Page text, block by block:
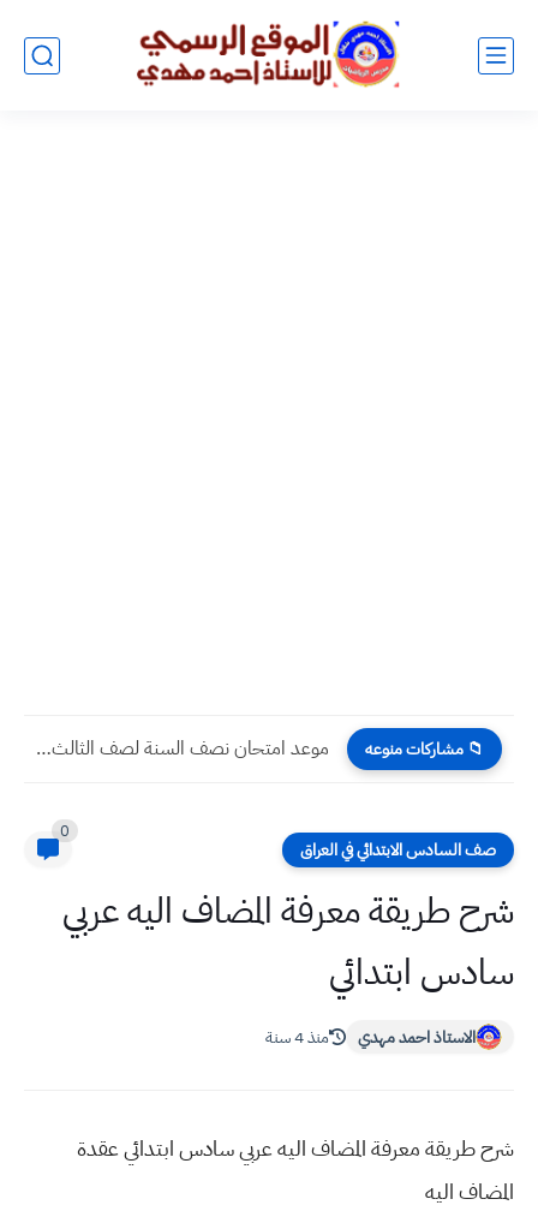
📁 مشاركات منوعه موعد امتحان نصف السنة لصف الثالث المتوسط في العراق...
صف السادس الابتدائي في العراق
0
شرح طريقة معرفة المضاف اليه عربي
سادس ابتدائي
الاستاذ احمد مهدي منذ 4 سنة
شرح طريقة معرفة المضاف اليه عربي سادس ابتدائي عقدة
المضاف اليه